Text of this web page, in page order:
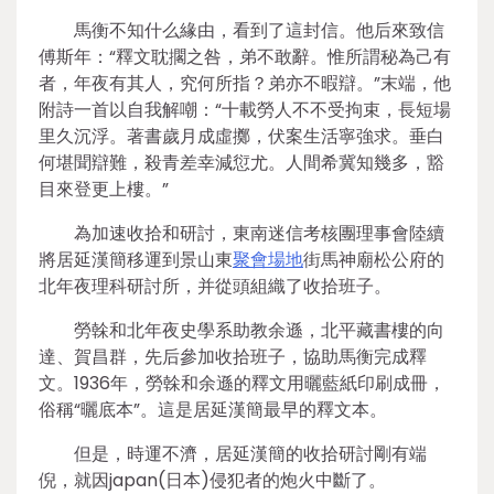
馬衡不知什么緣由，看到了這封信。他后來致信
傅斯年：“釋文耽擱之咎，弟不敢辭。惟所謂秘為己有
者，年夜有其人，究何所指？弟亦不暇辯。”末端，他
附詩一首以自我解嘲：“十載勞人不不受拘束，長短場
里久沉浮。著書歲月成虛擲，伏案生活寧強求。垂白
何堪聞辯難，殺青差幸減愆尤。人間希冀知幾多，豁
目來登更上樓。”
為加速收拾和研討，東南迷信考核團理事會陸續
將居延漢簡移運到景山東聚會場地街馬神廟松公府的
北年夜理科研討所，并從頭組織了收拾班子。
勞榦和北年夜史學系助教余遜，北平藏書樓的向
達、賀昌群，先后參加收拾班子，協助馬衡完成釋
文。1936年，勞榦和余遜的釋文用曬藍紙印刷成冊，
俗稱“曬底本”。這是居延漢簡最早的釋文本。
但是，時運不濟，居延漢簡的收拾研討剛有端
倪，就因japan(日本)侵犯者的炮火中斷了。